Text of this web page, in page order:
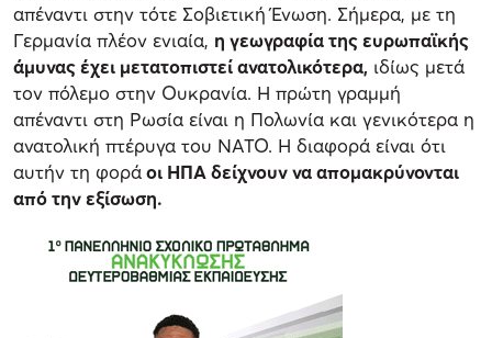
απέναντι στην τότε Σοβιετική Ένωση. Σήμερα, με τη
Γερμανία πλέον ενιαία, η γεωγραφία της ευρωπαϊκής
άμυνας έχει μετατοπιστεί ανατολικότερα, ιδίως μετά
τον πόλεμο στην Ουκρανία. Η πρώτη γραμμή
απέναντι στη Ρωσία είναι η Πολωνία και γενικότερα η
ανατολική πτέρυγα του ΝΑΤΟ. Η διαφορά είναι ότι
αυτήν τη φοράοι ΗΠΑ δείχνουν να απομακρύνονται
από την εξίσωση.